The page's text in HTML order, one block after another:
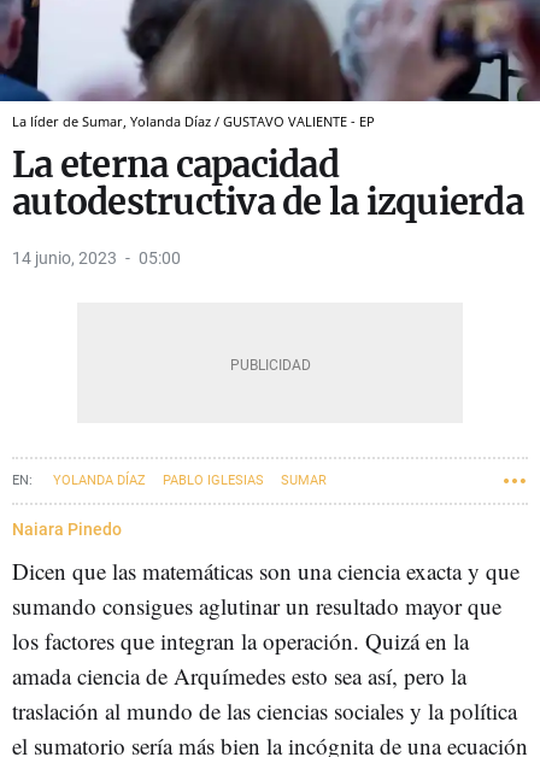
La líder de Sumar, Yolanda Díaz / GUSTAVO VALIENTE - EP
La eterna capacidad
autodestructiva de la izquierda
14 junio, 2023 05:00
YOLANDA DÍAZ PABLO IGLESIAS SUMAR
23-J ELECCIONES GENERALES
Naiara Pinedo
Dicen que las matemáticas son una ciencia exacta y que
sumando consigues aglutinar un resultado mayor que
los factores que integran la operación. Quizá en la
amada ciencia de Arquímedes esto sea así, pero la
traslación al mundo de las ciencias sociales y la política
el sumatorio sería más bien la incógnita de una ecuación